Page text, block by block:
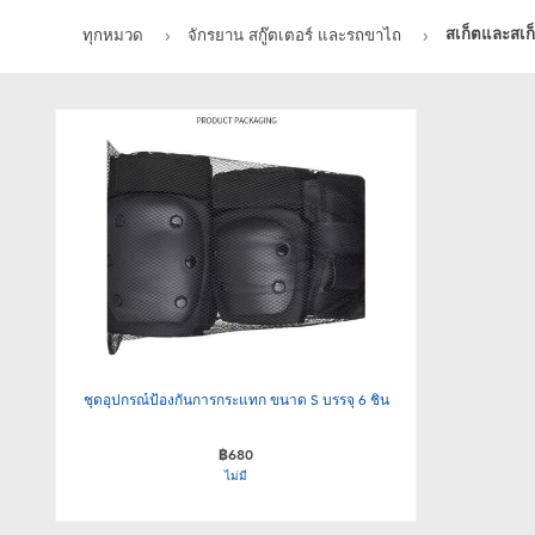
ทุกหมวด จักรยาน สกู๊ตเตอร์ และรถขาไถ สเก็ตและสเ
ชุดอุปกรณ์ป้องกันการกระแทก ขนาด S บรรจุ 6 ชิ้น
฿680
ไม่มี